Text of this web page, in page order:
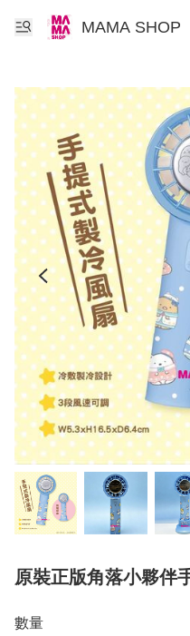
MAMA SHOP
原裝正版角落小夥伴
數量